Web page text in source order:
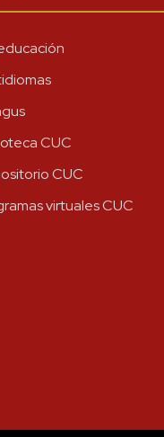
CUC
CUC
virtuales CUC